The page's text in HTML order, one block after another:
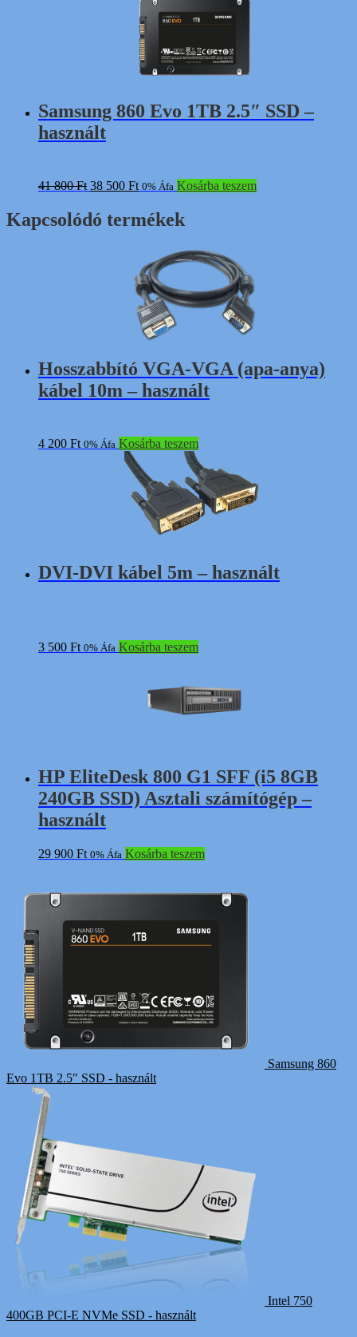
Samsung 860 Evo 1TB 2.5″ SSD –
használt
41 800Ft Original
was:
41
38 500 FtCurrent
38
0% Áfa Kosárba teszem
Kapcsolódó termékek
Hosszabbító VGA-VGA (apa-anya)
kábel 10m – használt
4 200 Ft 0% Áfa Kosárba teszem
DVI-DVI kábel 5m – használt
3 500 Ft 0% Áfa Kosárba teszem
HP EliteDesk 800 G1 SFF (i5 8GB
240GB SSD) Asztali számítógép –
használt
29 900 Ft 0% Áfa Kosárba teszem
Samsung 860
Evo 1TB 2.5″ SSD - használt
Intel 750
400GB PCI-E NVMe SSD - használt